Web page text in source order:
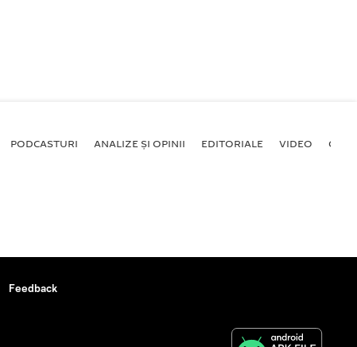
PODCASTURI ANALIZE ȘI OPINII EDITORIALE VIDEO
Feedback